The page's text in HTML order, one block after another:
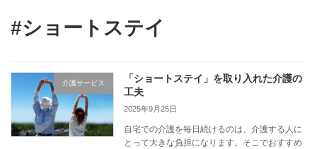
#ショートステイ
介護サービス
「ショートステイ」を取り入れた介護の
工夫
2025年9月25日
自宅での介護を毎日続けるのは、介護する人に
とって大きな負担になります。そこでおすすめ